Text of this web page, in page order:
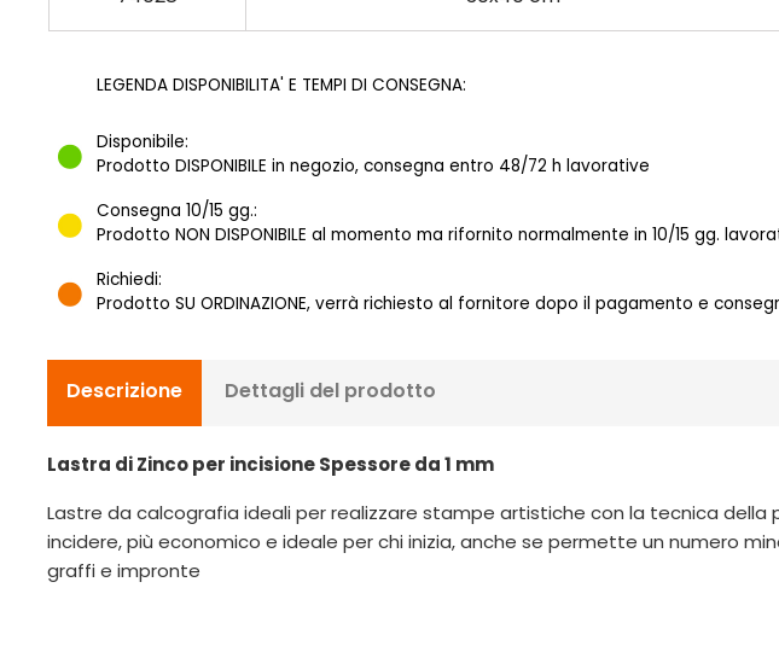
LEGENDA DISPONIBILITA' E TEMPI DI CONSEGNA:
Disponibile:
Prodotto DISPONIBILE in negozio, consegna entro 48/72 h lavorative
Consegna 10/15 gg.:
Prodotto NON DISPONIBILE al momento ma rifornito normalmente in 10/15 gg.
Richiedi:
Prodotto SU ORDINAZIONE, verrà richiesto al fornitore dopo il pagamento e
Descrizione Dettagli del prodotto
Lastra di Zinco per incisione Spessore da 1 mm
Lastre da calcografia ideali per realizzare stampe artistiche con la tecnica
incidere, più economico e ideale per chi inizia, anche se permette un numero
graffi e impronte